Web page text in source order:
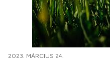
2023. MÁRCIUS 24.